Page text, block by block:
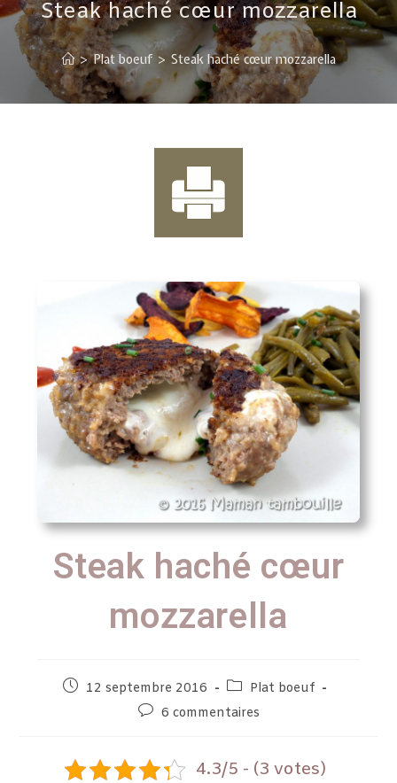
Steak haché cœur mozzarella
> Plat boeuf > Steak haché cœur mozzarella
Steak haché cœur
mozzarella
12 septembre 2016
Plat boeuf
6 commentaires
4.3/5 - (3 votes)